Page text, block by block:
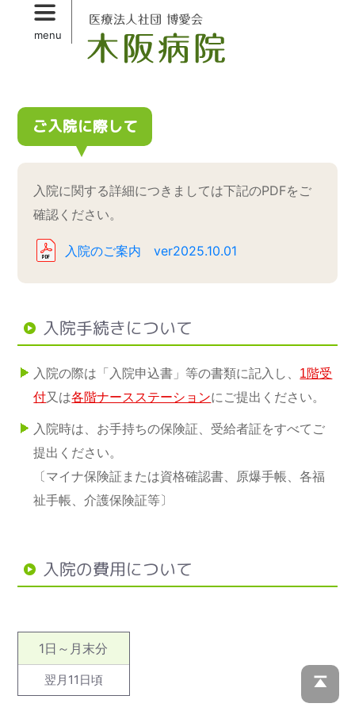
menu
ご入院に際して
入院に関する詳細につきましては下記のPDFをご
確認ください。
入院のご案内 ver2025.10.01
入院手続きについて
入院の際は「入院申込書」等の書類に記入し、 1階受
付又は各階ナースステーションにご提出ください。
入院時は、お手持ちの保険証、受給者証をすべてご
提出ください。
〔マイナ保険証または資格確認書、原爆手帳、各福
祉手帳、介護保険証等〕
入院の費用について
1日～月末分
翌月11日頃